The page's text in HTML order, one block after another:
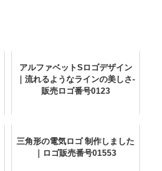
アルファベットSロゴデザイン
｜流れるようなラインの美しさ-
販売ロゴ番号0123
三角形の電気ロゴ 制作しました
｜ロゴ販売番号01553